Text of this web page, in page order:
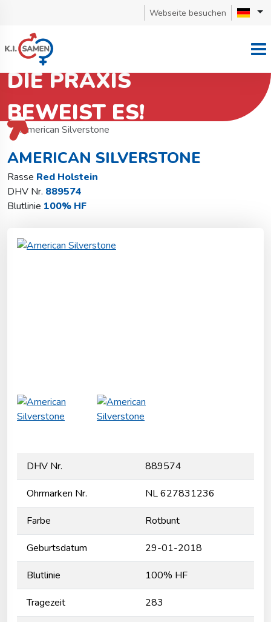
Webseite besuchen
DIE PRAXIS
BEWEIST ES!
Zurück zu Bullensuche
Red Holstein
American Silverstone
AMERICAN SILVERSTONE
Rasse Red Holstein
DHV Nr. 889574
Blutlinie 100% HF
DHV Nr. 889574
Ohrmarken Nr. NL 627831236
Farbe Rotbunt
Geburtsdatum 29-01-2018
Blutlinie 100% HF
Tragezeit 283